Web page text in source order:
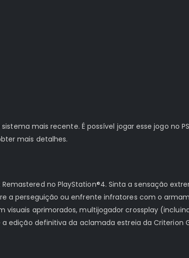
mais recente. É possível jogar esse jogo no
mais detalhes.
no PlayStation®4. Sinta a sensação
a perseguição ou enfrente infratores com o
aprimorados, multijogador crossplay
edição definitiva da aclamada estreia da Criterion